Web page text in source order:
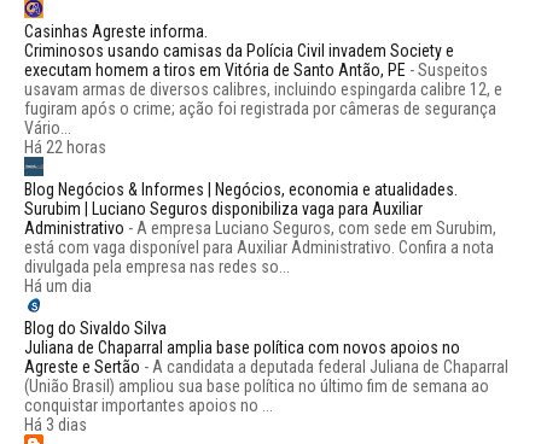
Casinhas Agreste informa.
Criminosos usando camisas da Polícia Civil invadem Society e
executam homem a tiros em Vitória de Santo Antão, PE -Suspeitos
usavam armas de diversos calibres, incluindo espingarda calibre 12, e
fugiram após o crime; ação foi registrada por câmeras de segurança
Vário...
Há 22 horas
Blog Negócios & Informes | Negócios, economia e atualidades.
Surubim | Luciano Seguros disponibiliza vaga para Auxiliar
Administrativo - A empresa Luciano Seguros, com sede em Surubim,
está com vaga disponível para Auxiliar Administrativo. Confira a nota
divulgada pela empresa nas redes so...
Há um dia
Blog do Sivaldo Silva
Juliana de Chaparral amplia base política com novos apoios no
Agreste e Sertão - A candidata a deputada federal Juliana de Chaparral
(União Brasil) ampliou sua base política no último fim de semana ao
conquistar importantes apoios no ...
Há 3 dias